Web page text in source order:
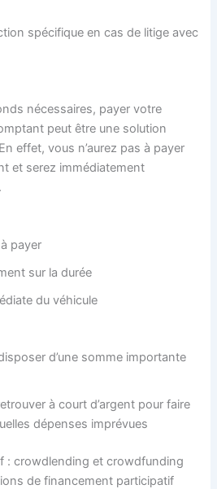
spécifique en cas de litige avec
nécessaires, payer votre
peut être une solution
effet, vous n’aurez pas à payer
et serez immédiatement
payer
sur la durée
du véhicule
d’une somme importante
à court d’argent pour faire
dépenses imprévues
: crowdlending et crowdfunding
de financement participatif